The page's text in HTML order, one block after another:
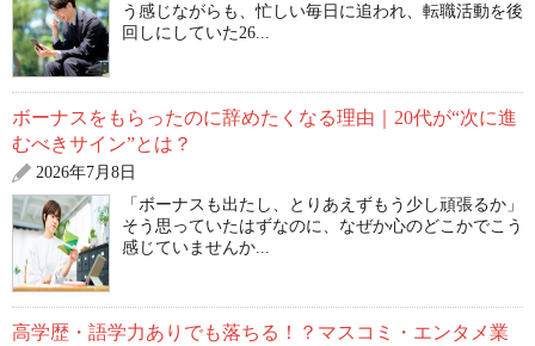
う感じながらも、忙しい毎日に追われ、転職活動を後
回しにしていた26...
ボーナスをもらったのに辞めたくなる理由｜20代が“次に進
むべきサイン”とは？
2026年7月8日
「ボーナスも出たし、とりあえずもう少し頑張るか」
そう思っていたはずなのに、なぜか心のどこかでこう
感じていませんか...
高学歴・語学力ありでも落ちる！？マスコミ・エンタメ業